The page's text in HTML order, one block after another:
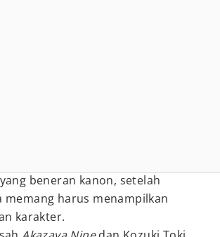
beneran kanon, setelah
memang harus menampilkan
karakter.